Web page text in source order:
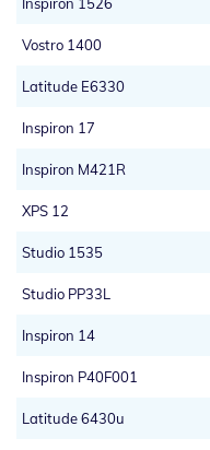
Vostro 1400
Latitude E6330
Inspiron 17
Inspiron M421R
XPS 12
Studio 1535
Studio PP33L
Inspiron 14
Inspiron P40F001
Latitude 6430u